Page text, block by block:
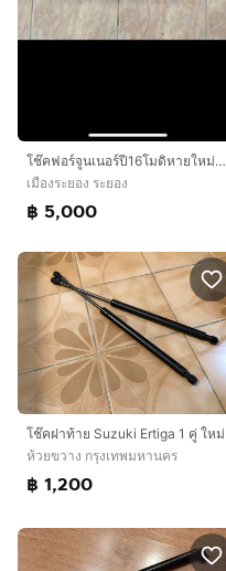
โช๊คฟอร์จูนเนอร์ปี16โมดิหายใหม่ปรับความหนุ่มหนึบเพิ่มขึ้น 20% คุณภาพใดล้เคียงโช๊คเบรน์ชั้นนำ
เมืองระยอง ระยอง
฿ 5,000
โช๊คฝาท้าย Suzuki Ertiga 1 คู่ ใหม่
ห้วยขวาง กรุงเทพมหานคร
฿ 1,200